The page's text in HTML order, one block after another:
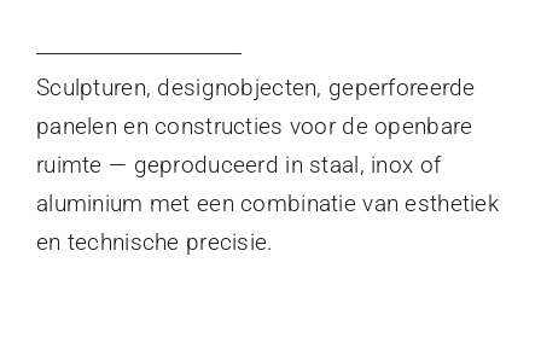
Sculpturen, designobjecten, geperforeerde
panelen en constructies voor de openbare
ruimte — geproduceerd in staal, inox of
aluminium met een combinatie van esthetiek
en technische precisie.